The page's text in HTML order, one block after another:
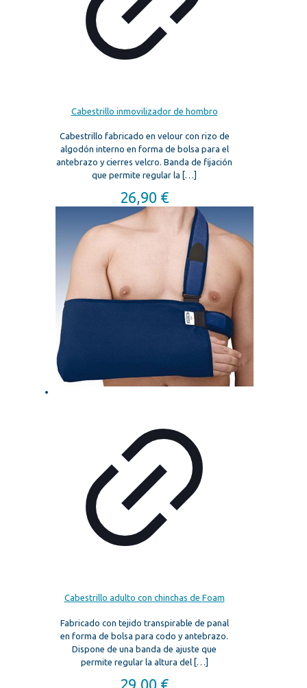
Cabestrillo inmovilizador de hombro
Cabestrillo fabricado en velour con rizo de
algodón interno en forma de bolsa para el
antebrazo y cierres velcro. Banda de fijación
que permite regular la […]
26,90 €
Cabestrillo adulto con chinchas de Foam
Fabricado con tejido transpirable de panal
en forma de bolsa para codo y antebrazo.
Dispone de una banda de ajuste que
permite regular la altura del […]
29,00 €